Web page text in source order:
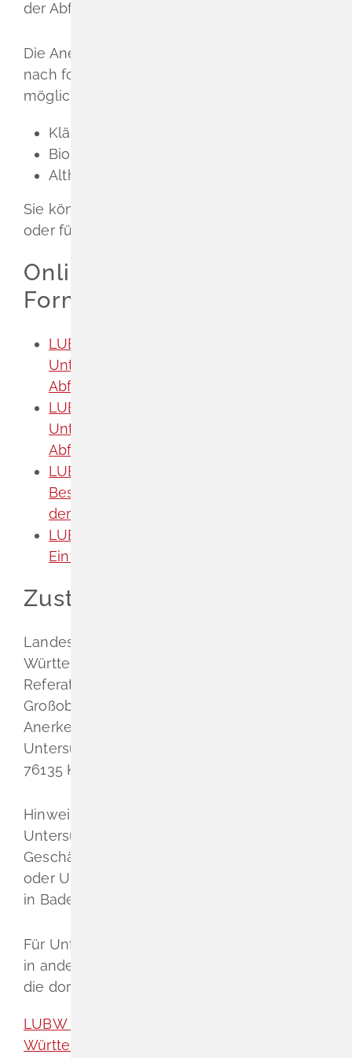
der Abfallwirtschaft.
Die Anerkennung ist für Untersuchungen
nach folgenden Recht
möglich:
Klärschlammverordnung (AbfKlärV)
Bioabfallverordnung (BioAbfV)
Altholzverordnung (AltholzV)
Sie können die Anerkennung für einzelne
oder für alle Bereiche erhalten.
Onlineantrag und
Formulare
LUBW - Antrag auf Bestimmung als
Untersuchungsstelle in der
Abfallwirtschaft (pdf)
LUBW - Merkblatt zur Bestimmung von
Untersuchungsstellen in der
Abfallwirtschaft (pdf)
LUBW - Verfahrensliste zum Antrag auf
Bestimmung als Untersuchungsstelle in
der Abfallwirtschaft (PDF)
LUBW - Verpflichtungs- und
Einverständniserklärung (pdf)
Zuständige Stelle
Landesanstalt für Umwelt Baden-
Württemberg (LUBW)
Referat 61
Großoberfeld 3
Anerkennungsstelle für
Untersuchungsstellen
76135 Karlsruhe
Hinweis: Die LUBW ist zuständig für
Untersuchungsstellen, die ihren
Geschäftssitz in Baden-Württemberg haben,
oder Untersuchungsstellen, die vorwiegend
in Baden-Württemberg tätig werden wollen.
Für Untersuchungsstellen mit Geschäftssitz
in anderen Bundesländern wenden sich an
die dort zuständige Stelle.
LUBW Landesanstalt für Umwelt Baden-
Württemberg